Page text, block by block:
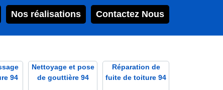
Nos réalisations Contactez Nous
94
Nettoyage et pose
de gouttière 94
Réparation de
fuite de toiture 94